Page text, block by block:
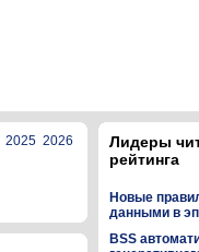
2025 2026
Лидеры
рейтинга
Новые
данными в
BSS